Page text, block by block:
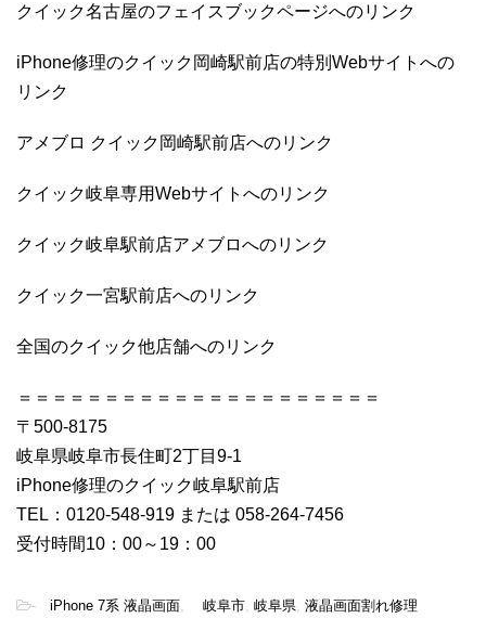
クイック名古屋のフェイスブックページへのリンク
iPhone修理のクイック岡崎駅前店の特別Webサイトへの
リンク
アメブロ クイック岡崎駅前店へのリンク
クイック岐阜専用Webサイトへのリンク
クイック岐阜駅前店アメブロへのリンク
クイック一宮駅前店へのリンク
全国のクイック他店舗へのリンク
＝＝＝＝＝＝＝＝＝＝＝＝＝＝＝＝＝＝＝＝＝
〒500-8175
岐阜県岐阜市長住町2丁目9-1
iPhone修理のクイック岐阜駅前店
TEL：0120-548-919 または 058-264-7456
受付時間10：00～19：00
- iPhone 7系 液晶画面 岐阜市 岐阜県 液晶画面割れ修理